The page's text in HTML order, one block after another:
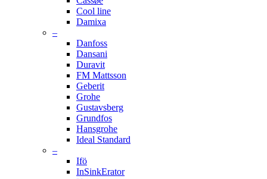
Cool line
Damixa
–
Danfoss
Dansani
Duravit
FM Mattsson
Geberit
Grohe
Gustavsberg
Grundfos
Hansgrohe
Ideal Standard
–
Ifö
InSinkErator